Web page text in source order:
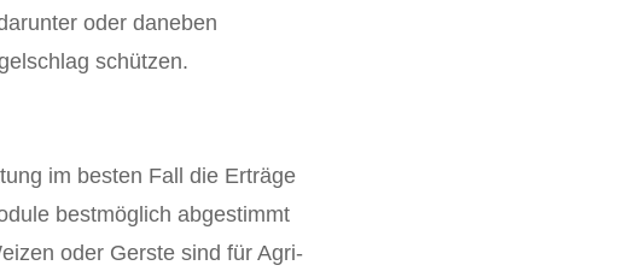
oder daneben
schützen.
im besten Fall die Erträge
bestmöglich abgestimmt
oder Gerste sind für Agri-